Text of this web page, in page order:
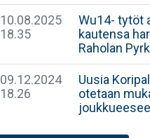
10.08.2025
18.35
Wu14- tytöt
kautensa
Raholan
09.12.2024
18.26
Uusia
otetaan